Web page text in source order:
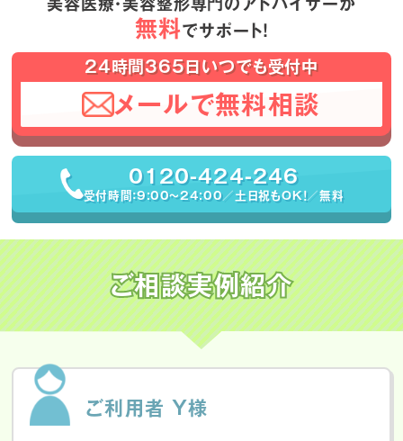
美容医療・美容整形専門のアドバイザーが
無料でサポート！
24時間365日いつでも受付中
メールで無料相談
0120-424-246
受付時間：9:00〜24:00／土日祝もOK！／無料
ご相談実例紹介
ご利用者 Y様